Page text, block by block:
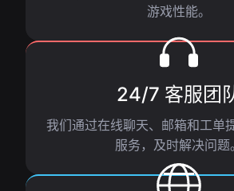
游戏性能。
24/7 客服团
我们通过在线聊天、邮箱和工单
服务，及时解决问题。